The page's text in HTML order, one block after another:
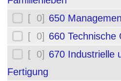
[ 0] 650
[ 0] 660 Technische
[ 0] 670 Industrielle
Fertigung